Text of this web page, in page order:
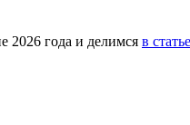
2026 года и делимся в